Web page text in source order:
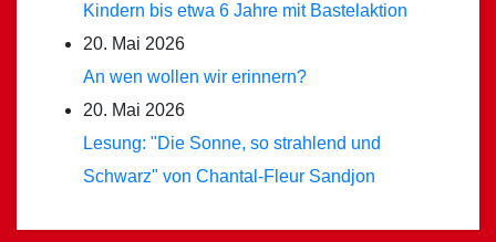
Kindern bis etwa 6 Jahre mit Bastelaktion
20. Mai 2026
An wen wollen wir erinnern?
20. Mai 2026
Lesung: "Die Sonne, so strahlend und
Schwarz" von Chantal-Fleur Sandjon